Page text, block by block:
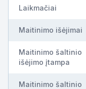
Laikmačiai
Maitinimo išėjimai
Maitinimo šaltinio
išėjimo įtampa
Maitinimo šaltinio